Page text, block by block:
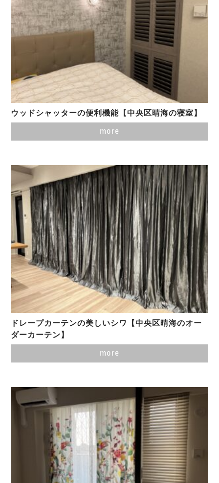
ウッドシャッターの便利機能【中央区晴海の寝室】
more
ドレープカーテンの美しいシワ【中央区晴海のオー
ダーカーテン】
more